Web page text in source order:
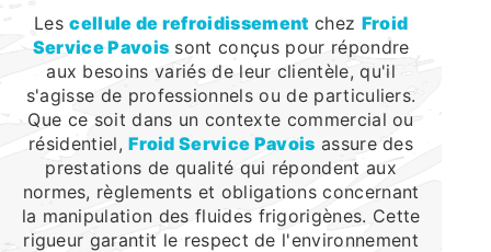
Lescellule de refroidissement chez Froid
Service Pavois sont conçus pour répondre
aux besoins variés de leur clientèle, qu'il
s'agisse de professionnels ou de particuliers.
Que ce soit dans un contexte commercial ou
résidentiel,Froid Service Pavois assure des
prestations de qualité qui répondent aux
normes, règlements et obligations concernant
la manipulation des fluides frigorigènes. Cette
rigueur garantit le respect de l'environnement